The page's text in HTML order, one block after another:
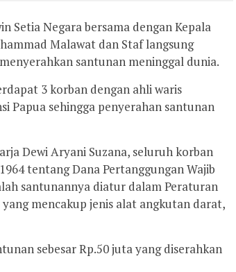
Setia Negara bersama dengan Kepala
Malawat dan Staf langsung
santunan meninggal dunia.
3 korban dengan ahli waris
Papua sehingga penyerahan santunan
Dewi Aryani Suzana, seluruh korban
tentang Dana Pertanggungan Wajib
santunannya diatur dalam Peraturan
mencakup jenis alat angkutan darat,
sebesar Rp.50 juta yang diserahkan